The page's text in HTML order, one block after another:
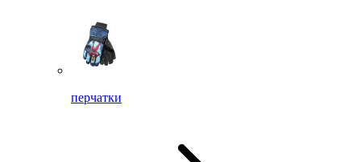
перчатки